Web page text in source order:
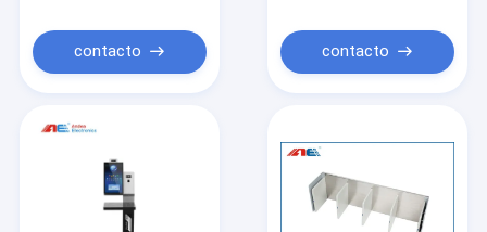
contacto
alarme RFID da
biblioteca do HF RFID
contacto